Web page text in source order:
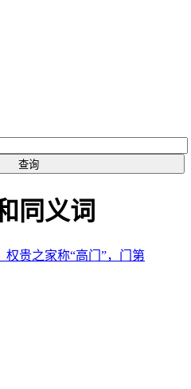
同义词
权贵之家称“高门”，门第